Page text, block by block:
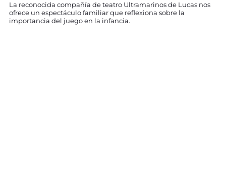
La reconocida compañía de teatro Ultramarinos de Lucas nos
ofrece un espectáculo familiar que reflexiona sobre la
importancia del juego en la infancia.